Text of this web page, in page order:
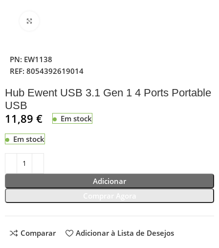
PN: EW1138
REF:8054392619014
Hub Ewent USB 3.1 Gen 1 4 Ports Portable
USB
11,89€ Em stock
Em stock
Adicionar
Comparar Adicionar à Lista de Desejos